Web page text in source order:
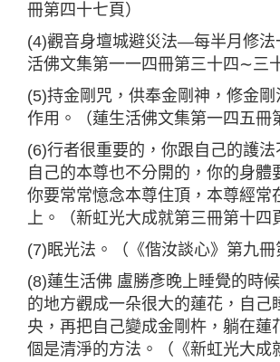
冊第四十七頁）
(4)觀音身壇城避災法—每半月修法
活佛文集第一一四冊第三十四∼三
(5)持金剛咒，供奉金剛神，修金
作用。（蓮生活佛文集第一四五冊
(6)行者很重要的，你跟自己的護
自己的本尊也不分開的，你的身體
你要常常憶念本尊住頂，本尊經常
上。（新虹光大成就第三冊第十四
(7)眠光法。（《偕汝談心》第九冊
(8)蓮生活佛 盧勝彥晚上睡覺的時
的地方觀成一朵很大的蓮花，自己
央，再把自己變成金剛杵，躺在蓮
個是清淨的方法。（《新虹光大成